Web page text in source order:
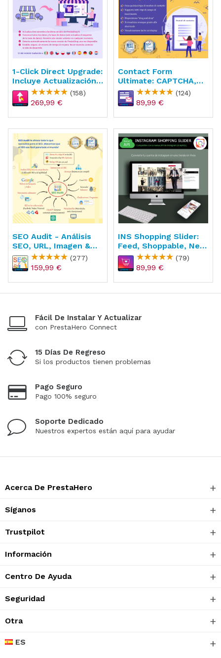
1-Click Direct Upgrade:
Incluye Actualización
Gratuita
(158)
269,99 €
Contact Form
Ultimate: CAPTCHA,
ReCAPTCHA, Anti
Spam
(124)
89,99 €
SEO Audit - Análisis
SEO, URL, Imagen &
Sitemap
(277)
159,99 €
INS Shopping Slider:
Feed, Shoppable, New
API
(79)
89,99 €
Fácil De Instalar Y Actualizar
con PrestaHero Connect
15 Días De Regreso
Si los productos tienen problemas
Pago Seguro
Pago 100% seguro
Soporte Dedicado
Nuestros expertos están aquí para ayudar
Acerca De PrestaHero
Síganos
Trustpilot
Información
Centro De Ayuda
Seguridad
Otra
ES